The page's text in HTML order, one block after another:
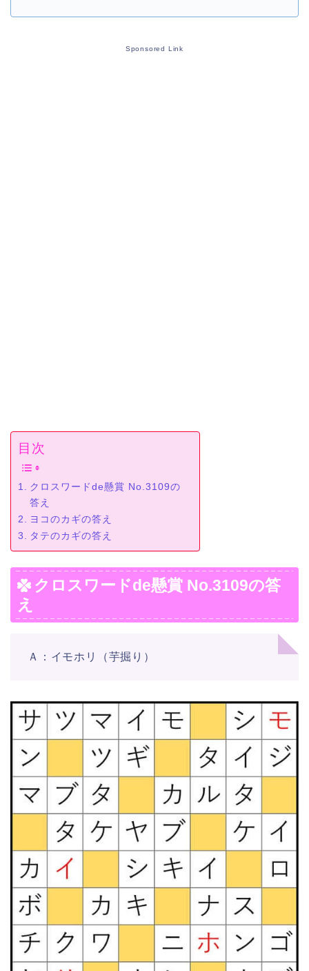
Sponsored Link
目次
クロスワードde懸賞 No.3109の
答え
ヨコのカギの答え
タテのカギの答え
クロスワードde懸賞 No.3109の答
え
Ａ：イモホリ（芋掘り）